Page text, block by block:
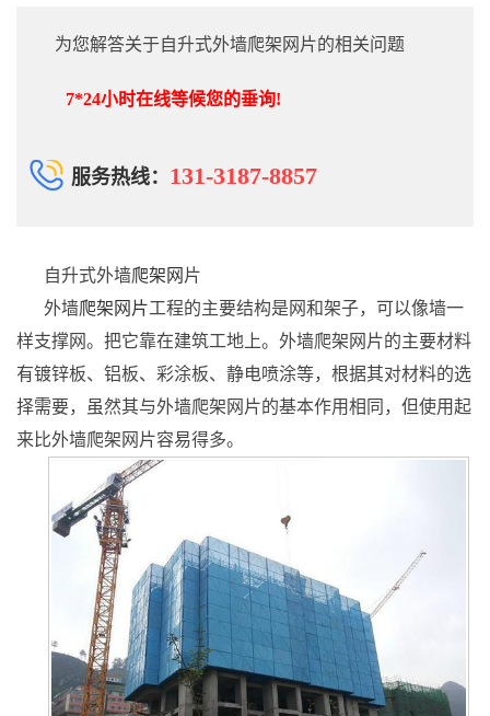
为您解答关于自升式外墙爬架网片的相关问题
7*24小时在线等候您的垂询!
服务热线： 131-3187-8857
自升式外墙爬架网 片
外墙爬架网片工程的主要结构是网和架子，可以像墙一
样支撑网。把它靠在建筑工地上。外墙爬架网片的主要材料
有镀锌板、铝板、彩涂板、静电喷涂等，根据其对材料的选
择需要，虽然其与外墙爬架网片的基本作用相同，但使用起
来比外墙爬架网片容易得多。